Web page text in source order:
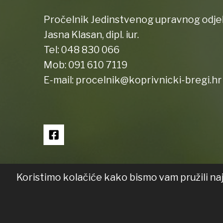
Pročelnik Jedinstvenog upravnog
Jasna Klasan, dipl. iur.
Tel: 048 830 066
Mob: 091 610 7119
E-mail: procelnik@koprivnicki-bregi.hr
Koristimo kolačiće kako bismo vam pružili